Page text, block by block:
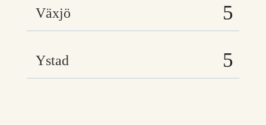
Växjö
Ystad